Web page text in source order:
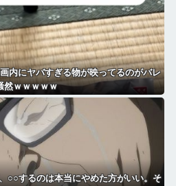
内にヤバすぎる物が映ってるのがバレ
然ｗｗｗｗｗ
○○するのは本当にやめた方がいい。そ